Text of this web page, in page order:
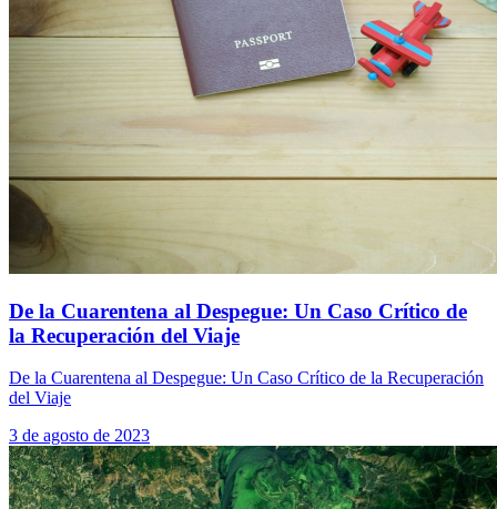
De la Cuarentena al Despegue: Un Caso Crítico de
la Recuperación del Viaje
De la Cuarentena al Despegue: Un Caso Crítico de la Recuperación
del Viaje
3 de agosto de 2023